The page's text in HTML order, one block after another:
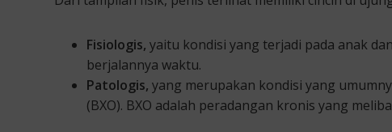
Fisiologis, yaitu kondisi yang terjadi pada anak
berjalannya waktu.
Patologis, yang merupakan kondisi yang
(BXO). BXO adalah peradangan kronis yang